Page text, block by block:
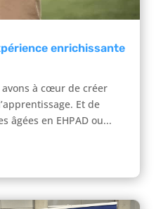
enrichissante
avons à cœur de créer
Et de
âgées en EHPAD ou...